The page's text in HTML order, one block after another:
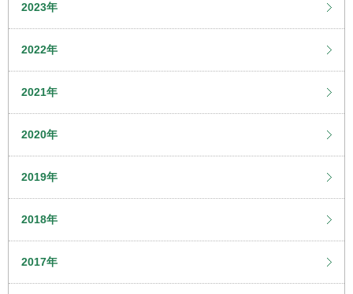
2023年
2022年
2021年
2020年
2019年
2018年
2017年